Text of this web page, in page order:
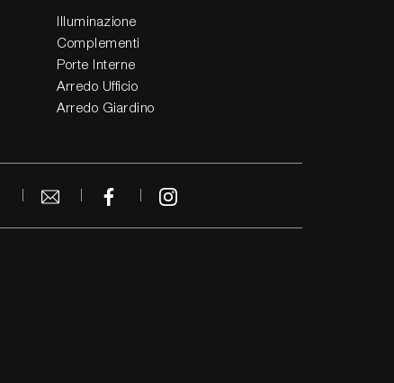
Illuminazione
Complementi
Porte Interne
Arredo Ufficio
Arredo Giardino